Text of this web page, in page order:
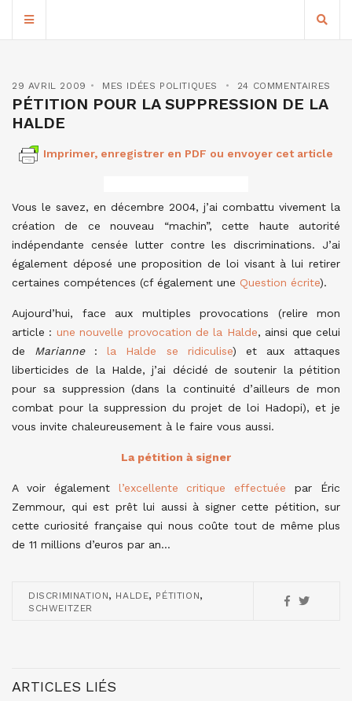
29 AVRIL 2009 MES IDÉES POLITIQUES 24 COMMENTAIRES
PÉTITION POUR LA SUPPRESSION DE LA
HALDE
Imprimer, enregistrer en PDF ou envoyer cet article
Vous le savez, en décembre 2004, j’ai combattu vivement la
création de ce nouveau “machin”, cette haute autorité
indépendante censée lutter contre les discriminations. J’ai
également déposé une proposition de loi visant à lui retirer
certaines compétences (cf également une Question écrite).
Aujourd’hui, face aux multiples provocations (relire mon
article : une nouvelle provocation de la Halde, ainsi que celui
de Marianne:la Halde se ridiculise) et aux attaques
liberticides de la Halde, j’ai décidé de soutenir la pétition
pour sa suppression (dans la continuité d’ailleurs de mon
combat pour la suppression du projet de loi Hadopi), et je
vous invite chaleureusement à le faire vous aussi.
La pétition à signer
A voir également l’excellente critique effectuée par Éric
Zemmour, qui est prêt lui aussi à signer cette pétition, sur
cette curiosité française qui nous coûte tout de même plus
de 11 millions d’euros par an…
DISCRIMINATION, HALDE, PÉTITION,
SCHWEITZER
ARTICLES LIÉS